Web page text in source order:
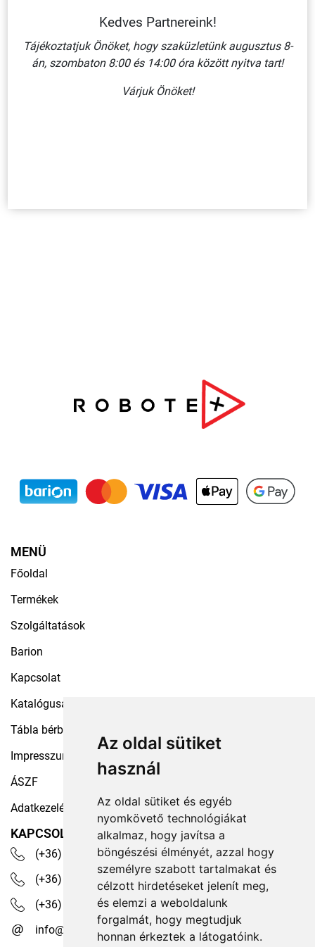
Az oldal sütiket
használ
Az oldal sütiket és egyéb
nyomkövető technológiákat
alkalmaz, hogy javítsa a
böngészési élményét, azzal hogy
személyre szabott tartalmakat és
célzott hirdetéseket jelenít meg,
és elemzi a weboldalunk
forgalmát, hogy megtudjuk
honnan érkeztek a látogatóink.
TÁBLA 297X148 MM
MENÜ
Főoldal
Termékek
Szolgáltatások
Barion
Kapcsolat
Katalógusaink
Tábla bérbeadás
Impresszum
ÁSZF
Adatkezelési tájékoztató
KAPCSOLAT
(+36) 30 535 4503
(+36) 1 329 7472
(+36) 1 350 1236
info@robotex.hu
Kedves Partnereink!
Tájékoztatjuk Önöket, hogy szaküzletünk augusztus 8-
án, szombaton 8:00 és 14:00 óra között nyitva tart!
Várjuk Önöket!